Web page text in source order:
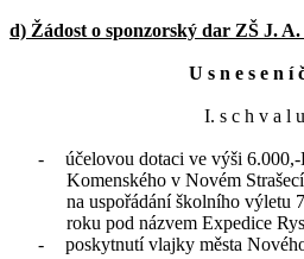
d) Žádost o sponzorský dar ZŠ J.
U s n e s e n í
I. s c h v a l
-
účelovou dotaci ve výši
Komenského v Novém Strašecí
na uspořádání školního výletu
roku pod názvem Expedice
-
poskytnutí vlajky města